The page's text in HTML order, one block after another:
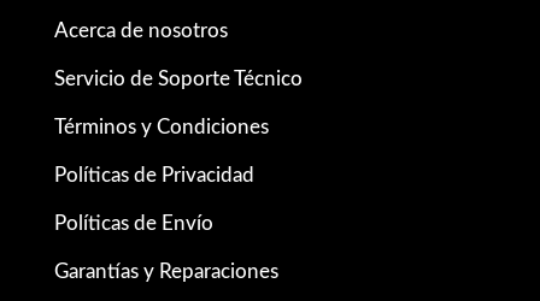
Acerca de nosotros
Servicio de Soporte Técnico
Términos y Condiciones
Políticas de Privacidad
Políticas de Envío
Garantías y Reparaciones